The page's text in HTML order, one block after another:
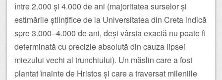
între 2.000 și 4.000 de ani (majoritatea surselor și
estimările științifice de la Universitatea din Creta indică
spre 3.000–4.000 de ani, deși vârsta exactă nu poate fi
determinată cu precizie absolută din cauza lipsei
miezului vechi al trunchiului). Un măslin care a fost
plantat înainte de Hristos și care a traversat mileniile